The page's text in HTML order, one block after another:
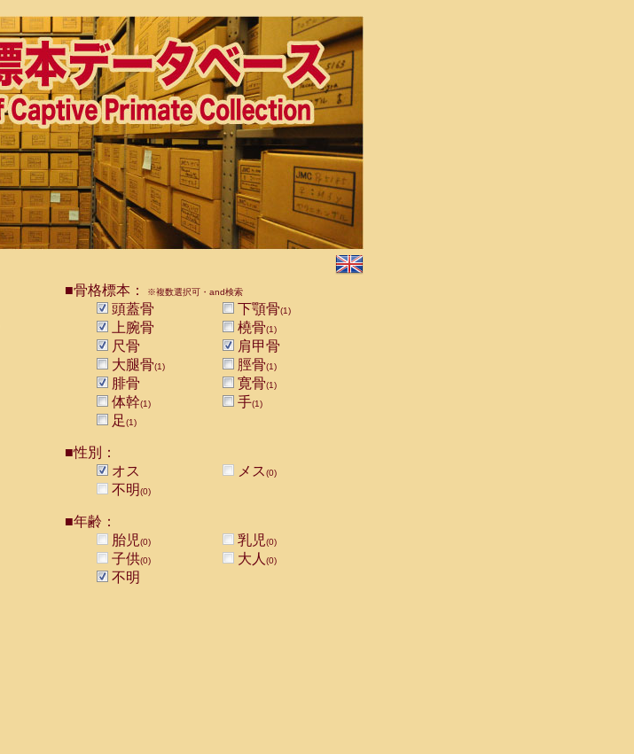
■骨格標本： ※複数選択可・and検索
頭蓋骨 下顎骨(1)
上腕骨 橈骨(1)
尺骨
肩甲骨
大腿骨(1) 脛骨(1)
腓骨 寛骨(1)
体幹(1) 手(1)
足(1)
■性別：
オス
メス(0)
不明(0)
■年齢：
胎児(0) 乳児(0)
子供(0) 大人 (0)
不明